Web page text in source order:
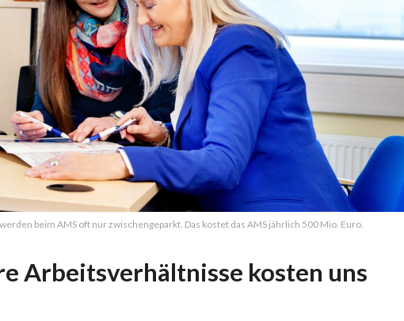
beim AMS oft nur zwischengeparkt. Das kostet das AMS jährlich 500 Mio. Euro.
Arbeitsverhältnisse kosten uns